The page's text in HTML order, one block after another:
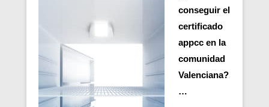
conseguir el
certificado
appcc en la
comunidad
Valenciana?
…